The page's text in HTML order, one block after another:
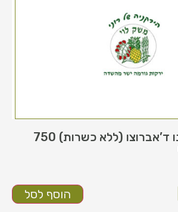
יין זקניני טרביאנו ד’אברוצו (ללא כשרות) 750
הוסף לסל